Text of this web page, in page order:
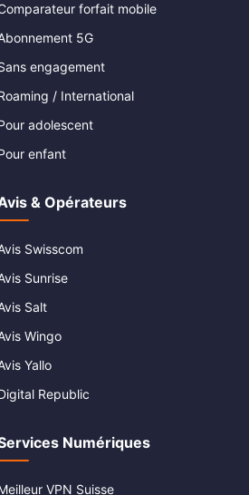
forfait mobile
5G
engagement
/ International
adolescent
enfant
& Opérateurs
Swisscom
Sunrise
Salt
Wingo
Yallo
Republic
Numériques
VPN Suisse